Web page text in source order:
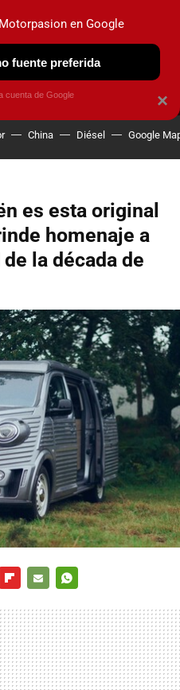
NUEVO
OBSERVATORIO
China Diésel Google
es esta original
homenaje a
la década de
MAIL
×
en Google
fuente preferida
cuenta de Google